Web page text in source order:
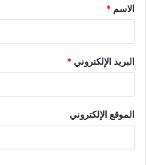
*
الاسم *
البريد الإلكتروني*
الموقع الإلكتروني